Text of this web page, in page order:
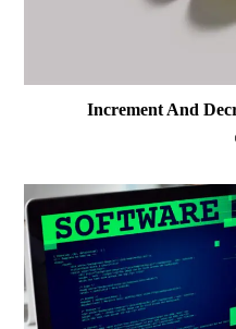
Increment And